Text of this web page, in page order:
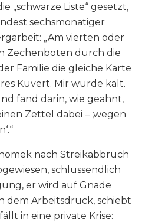
„schwarze Liste“ gesetzt,
sechsmonatiger
„Am vierten oder
Zechenboten durch die
Familie die gleiche Karte
Kuvert. Mir wurde kalt.
fand darin, wie geahnt,
Zettel dabei – ‚wegen
nach Streikabbruch
schlussendlich
er wird auf Gnade
dem Arbeitsdruck, schiebt
in eine private Krise: